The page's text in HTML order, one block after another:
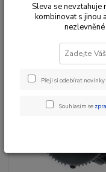
Sleva se nevztahuje
kombinovat s jinou
Přeji si odebírat
Souhlasím se